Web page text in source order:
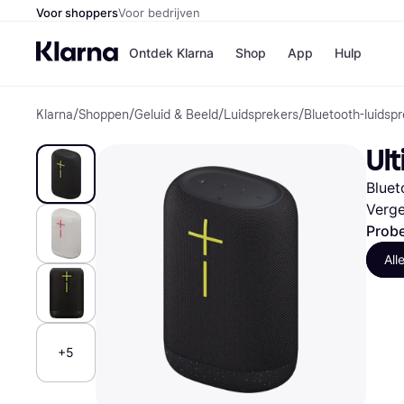
Voor shoppersVoor bedrijven
Ontdek Klarna Shop
Winkels
Bol
H&M
App Hulp
Klarna/Shoppen/Geluid & Beeld/Luidsprekers/Bluetooth-
+5